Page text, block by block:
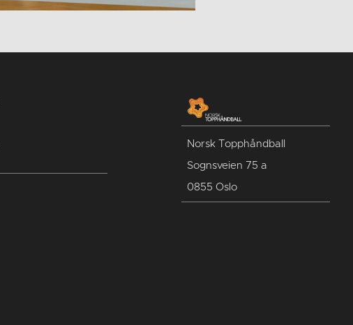
Norsk Topphåndball
Sognsveien 75 a
0855 Oslo